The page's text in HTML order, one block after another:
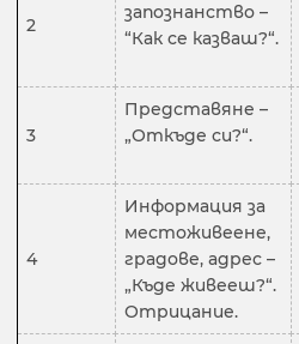
2
запознанство –
“Как се казваш?“.
3
Представяне –
„Откъде си?“.
4
Информация за
местоживеене,
градове, адрес –
„Къде живееш?“.
Отрицание.